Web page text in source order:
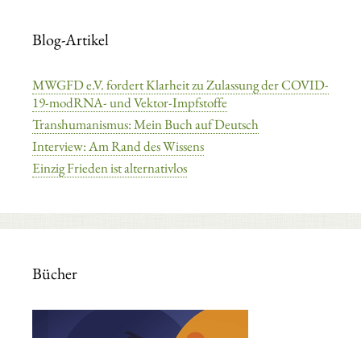
Blog-Artikel
MWGFD e.V. fordert Klarheit zu Zulassung der COVID-
19-modRNA- und Vektor-Impfstoffe
Transhumanismus: Mein Buch auf Deutsch
Interview: Am Rand des Wissens
Einzig Frieden ist alternativlos
Bücher